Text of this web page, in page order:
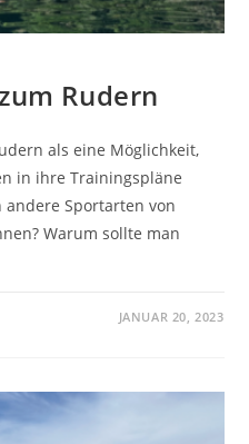
Rudern
als eine Möglichkeit,
in ihre Trainingspläne
Sportarten von
Warum sollte man
JANUAR 20, 2023